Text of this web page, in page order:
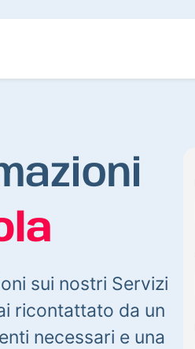
sui nostri Servizi
ricontattato da un
necessari e una